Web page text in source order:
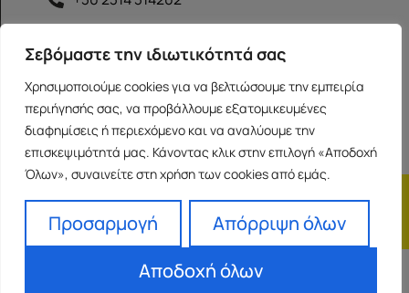
Σεβόμαστε την ιδιωτικότητά σας
Χρησιμοποιούμε cookies για να βελτιώσουμε την εμπειρία
περιήγησής σας, να προβάλλουμε εξατομικευμένες
διαφημίσεις ή περιεχόμενο και να αναλύουμε την
επισκεψιμότητά μας. Κάνοντας κλικ στην επιλογή «Αποδοχή
Όλων», συναινείτε στη χρήση των cookies από εμάς.
Προσαρμογή
Απόρριψη όλων
Αποδοχή όλων
ΙΩΑΝΝΙΝΑ
Γεώργιου Καραϊσκάκη 38, Ισόγειο 45444
ioannina@ideaoffice.gr
+30 26516 08616
Franchise
Όροι Χρήσης
Powered by